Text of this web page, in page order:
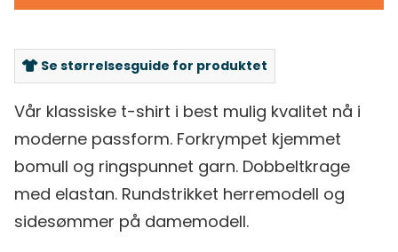
Se størrelsesguide for produktet
Vår klassiske t-shirt i best mulig kvalitet nå i
moderne passform. Forkrympet kjemmet
bomull og ringspunnet garn. Dobbeltkrage
med elastan. Rundstrikket herremodell og
sidesømmer på damemodell.